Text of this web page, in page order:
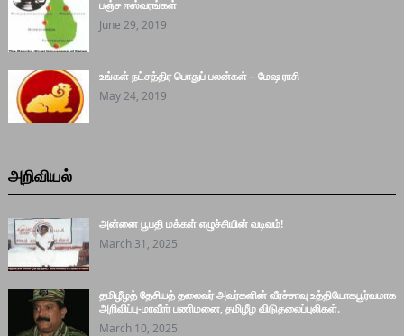
பஞ்ச ஈஸ்வரங்கள்
June 29, 2019
உங்கள் நட்சத்திர பொதுப் பலன்கள் – மேஷ ராசி
May 24, 2019
அறிவியல்
அன்னை பூபதி மக்கள் எழுச்சியின் வடிவம்!
March 31, 2025
தமிழீழத் தேசியத் தலைவர் அவர்களின் வீரச்சாவு உத்தியோகபூர்வமாக
அறிவிப்பு-மாவீரர் பணிமனை, தமிழீழ விடுதலைப்புலிகள்.
March 10, 2025